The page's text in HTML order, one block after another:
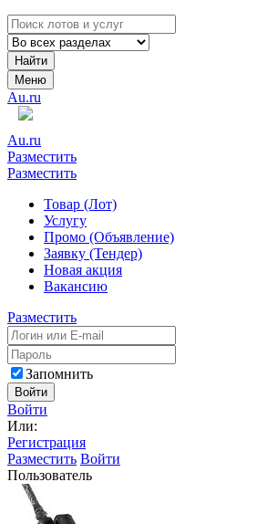
Найти
Меню
Au.ru
Au.ru
Разместить
Разместить
Товар (Лот)
Услугу
Промо (Объявление)
Заявку (Тендер)
Новая акция
Вакансию
Разместить
Запомнить
Войти
Войти
Или:
Регистрация
Разместить Войти
Пользователь